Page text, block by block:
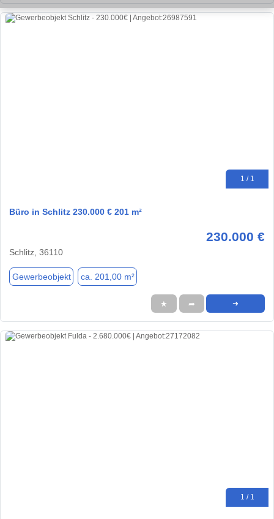
1 / 1
Büro in Schlitz 230.000 € 201 m²
230.000 €
Schlitz, 36110
Gewerbeobjekt ca. 201,00 m²
★ ➦ ➜
1 / 1